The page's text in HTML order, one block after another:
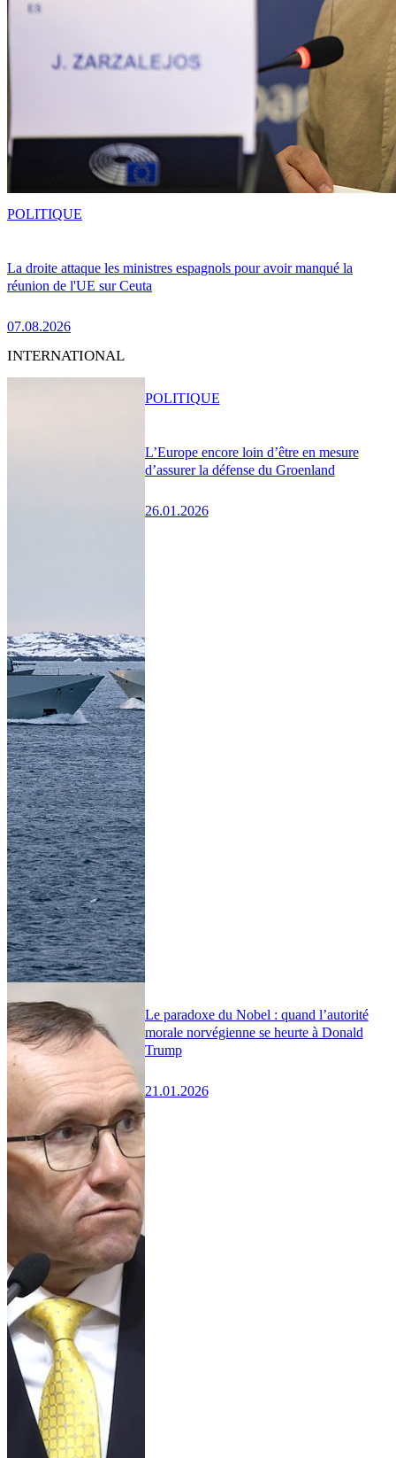
La droite attaque les ministres espagnols pour avoir manqué la
réunion de l'UE sur Ceuta
07.08.2026
POLITIQUE
INTERNATIONAL
L’Europe encore loin d’être en mesure
d’assurer la défense du Groenland
26.01.2026
POLITIQUE
Le paradoxe du Nobel : quand l’autorité
morale norvégienne se heurte à Donald
Trump
21.01.2026